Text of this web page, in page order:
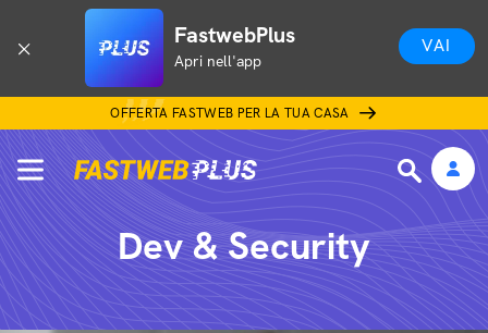
FastwebPlus
Apri nell'app
VAI
OFFERTA FASTWEB PER LA TUA CASA
Dev & Security